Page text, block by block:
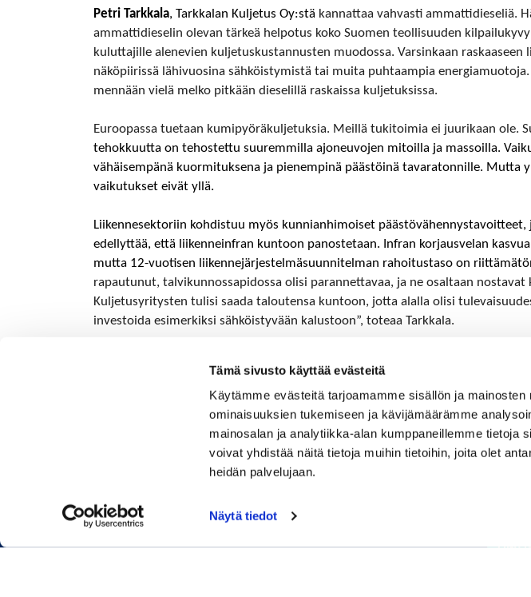
Tämä sivusto käyttää evästeitä
Käytämme evästeitä tarjoamamme sisällön ja
ominaisuuksien tukemiseen ja kävijämäärämme
mainosalan ja analytiikka-alan kumppaneillemme tietoja
voivat yhdistää näitä tietoja muihin tietoihin, joita olet
heidän palvelujaan.
Näytä tiedot
Petri Tarkkala, Tarkkalan Kuljetus Oy:stä kannattaa vahvasti ammattidieseliä.
ammattidieselin olevan tärkeä helpotus koko Suomen teollisuuden
kuluttajille alenevien kuljetuskustannusten muodossa. Varsinkaan raskaaseen
näköpiirissä lähivuosina sähköistymistä tai muita puhtaampia energiamuotoja.
mennään vielä melko pitkään dieselillä raskaissa kuljetuksissa.
Euroopassa tuetaan kumipyöräkuljetuksia. Meillä tukitoimia ei juurikaan ole.
tehokkuutta on tehostettu suuremmilla ajoneuvojen mitoilla ja massoilla.
vähäisempänä kuormituksena ja pienempinä päästöinä tavaratonnille. Mutta
vaikutukset eivät yllä.
Liikennesektoriin kohdistuu myös kunnianhimoiset päästövähennystavoitteet,
edellyttää, että liikenneinfran kuntoon panostetaan. Infran korjausvelan
mutta 12-vuotisen liikennejärjestelmäsuunnitelman rahoitustaso on
rapautunut, talvikunnossapidossa olisi parannettavaa, ja ne osaltaan nostavat
Kuljetusyritysten tulisi saada taloutensa kuntoon, jotta alalla olisi
investoida esimerkiksi sähköistyvään kalustoon”, toteaa Tarkkala.
Liity